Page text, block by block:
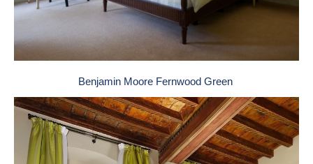
Benjamin Moore Fernwood Green